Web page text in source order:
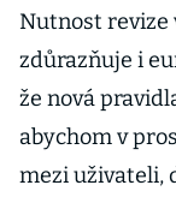
Nutnost
zdůrazňuje i
že nová
abychom v
mezi uživateli,